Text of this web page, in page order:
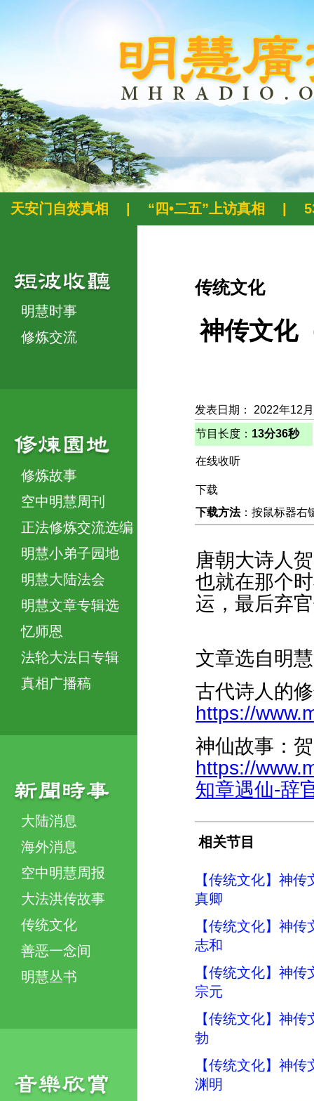
天安门自焚真相 “四•二五”上访真相
明慧时事
修炼交流
修炼故事
空中明慧周刊
正法修炼交流选编
明慧小弟子园地
明慧大陆法会
明慧文章专辑选
忆师恩
法轮大法日专辑
真相广播稿
大陆消息
海外消息
空中明慧周报
大法洪传故事
传统文化
善恶一念间
明慧丛书
传统文化
神传文化
发表日期： 2022年12
节目长度： 13分36秒
在线收听
下载
下载方法：按鼠标器右
唐朝大诗人
也就在那个
运，最后弃
文章选自明
古代诗人的
https://
神仙故事：
https://
知章遇仙-辞
相关节目
【传统文化】神
真卿
【传统文化】神
志和
【传统文化】神
宗元
【传统文化】神
勃
【传统文化】神
渊明